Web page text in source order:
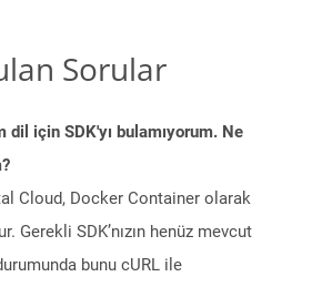
Sorular
dil için SDK'yı bulamıyorum. Ne
Cloud, Docker Container olarak
Gerekli SDK’nızın henüz mevcut
bunu cURL ile